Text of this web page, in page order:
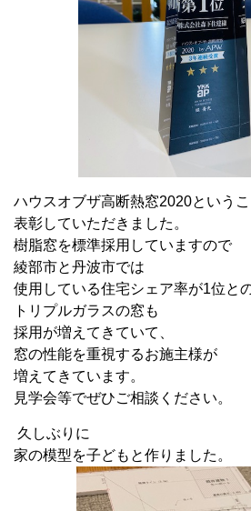
ハウスオブザ高断熱窓2020という
表彰していただきました。
樹脂窓を標準採用していますので
綾部市と丹波市では
使用している住宅シェア率が1位と
トリプルガラスの窓も
採用が増えてきていて、
窓の性能を重視するお施主様が
増えてきています。
見学会等でぜひご相談ください。
久しぶりに
家の模型を子どもと作りました。